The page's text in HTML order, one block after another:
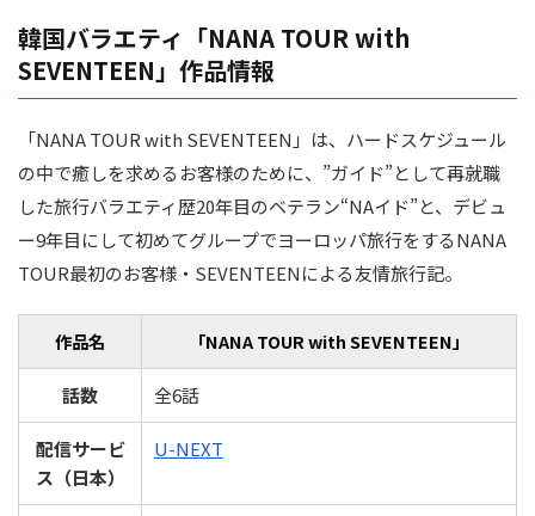
韓国バラエティ「NANA TOUR with
SEVENTEEN」作品情報
「NANA TOUR with SEVENTEEN」は、ハードスケジュール
の中で癒しを求めるお客様のために、”ガイド”として再就職
した旅行バラエティ歴20年目のベテラン“NAイド”と、デビュ
ー9年目にして初めてグループでヨーロッパ旅行をするNANA
TOUR最初のお客様・SEVENTEENによる友情旅行記。
作品名 「NANA TOUR with SEVENTEEN」
話数 全6話
配信サービ
ス（日本）
U-NEXT